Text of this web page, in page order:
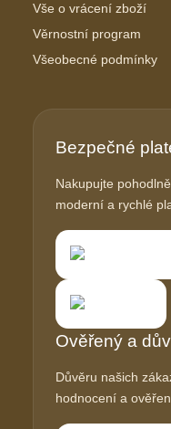
Vše o vrácení zboží
Věrnostní program
Všeobecné podmínky
Bezpečné
Nakupujte
moderní a rychlé
Ověřený a
Důvěru našich
hodnocení a